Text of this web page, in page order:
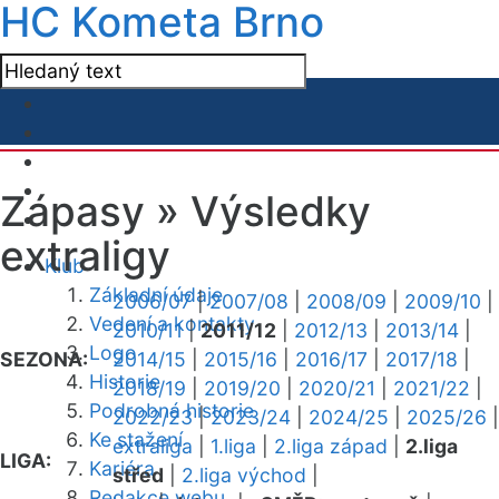
HC Kometa Brno
Klub
Základní údaje
Vedení a kontakty
Logo
Historie
Podrobná historie
Ke stažení
Kariéra
Zápasy » Výsledky
extraligy
SEZONA:
2006/07|2007/08 2008/09 2009/10
2010/11|2011/12 2012/13 2013/14
2014/15
2015/16 2016/17 2017/18
2018/19
2019/20 2020/21 2021/22
2022/23|2023/24 2024/25 2025/26
LIGA:
extraliga 1.liga 2.liga západ
2.liga
střed
2.liga východ